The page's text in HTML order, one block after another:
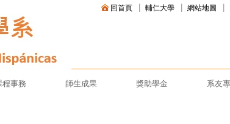
回首頁 輔仁大學 網站地圖
程事務 師生成果 獎助學金 系友